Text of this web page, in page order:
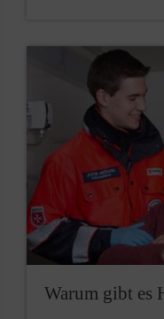
Warum gibt es